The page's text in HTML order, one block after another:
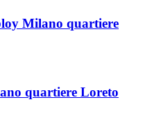
Milano quartiere
quartiere Loreto